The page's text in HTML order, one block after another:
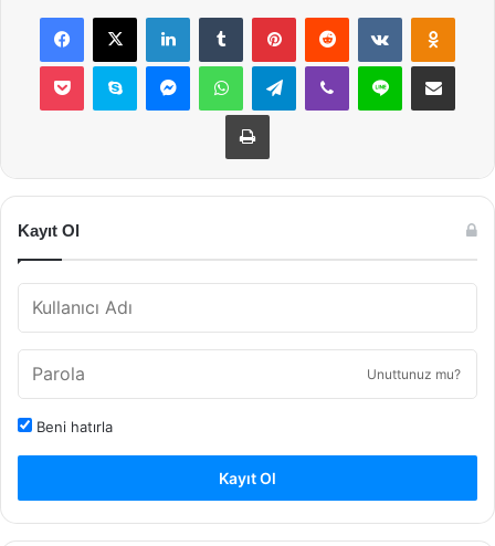
Facebook
X LinkedInTumblr PinterestReddit VKontakte
Pocket Skype MessengerWhatsAppTelegramViber Line E-Posta ile
Yazdır
Kayıt Ol
Unuttunuz mu?
Beni hatırla
Kayıt Ol